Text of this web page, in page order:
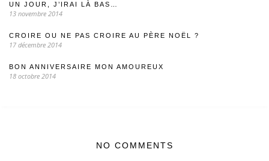
UN JOUR, J’IRAI LÀ BAS…
13 novembre 2014
CROIRE OU NE PAS CROIRE AU PÈRE NOËL ?
17 décembre 2014
BON ANNIVERSAIRE MON AMOUREUX
18 octobre 2014
NO COMMENTS